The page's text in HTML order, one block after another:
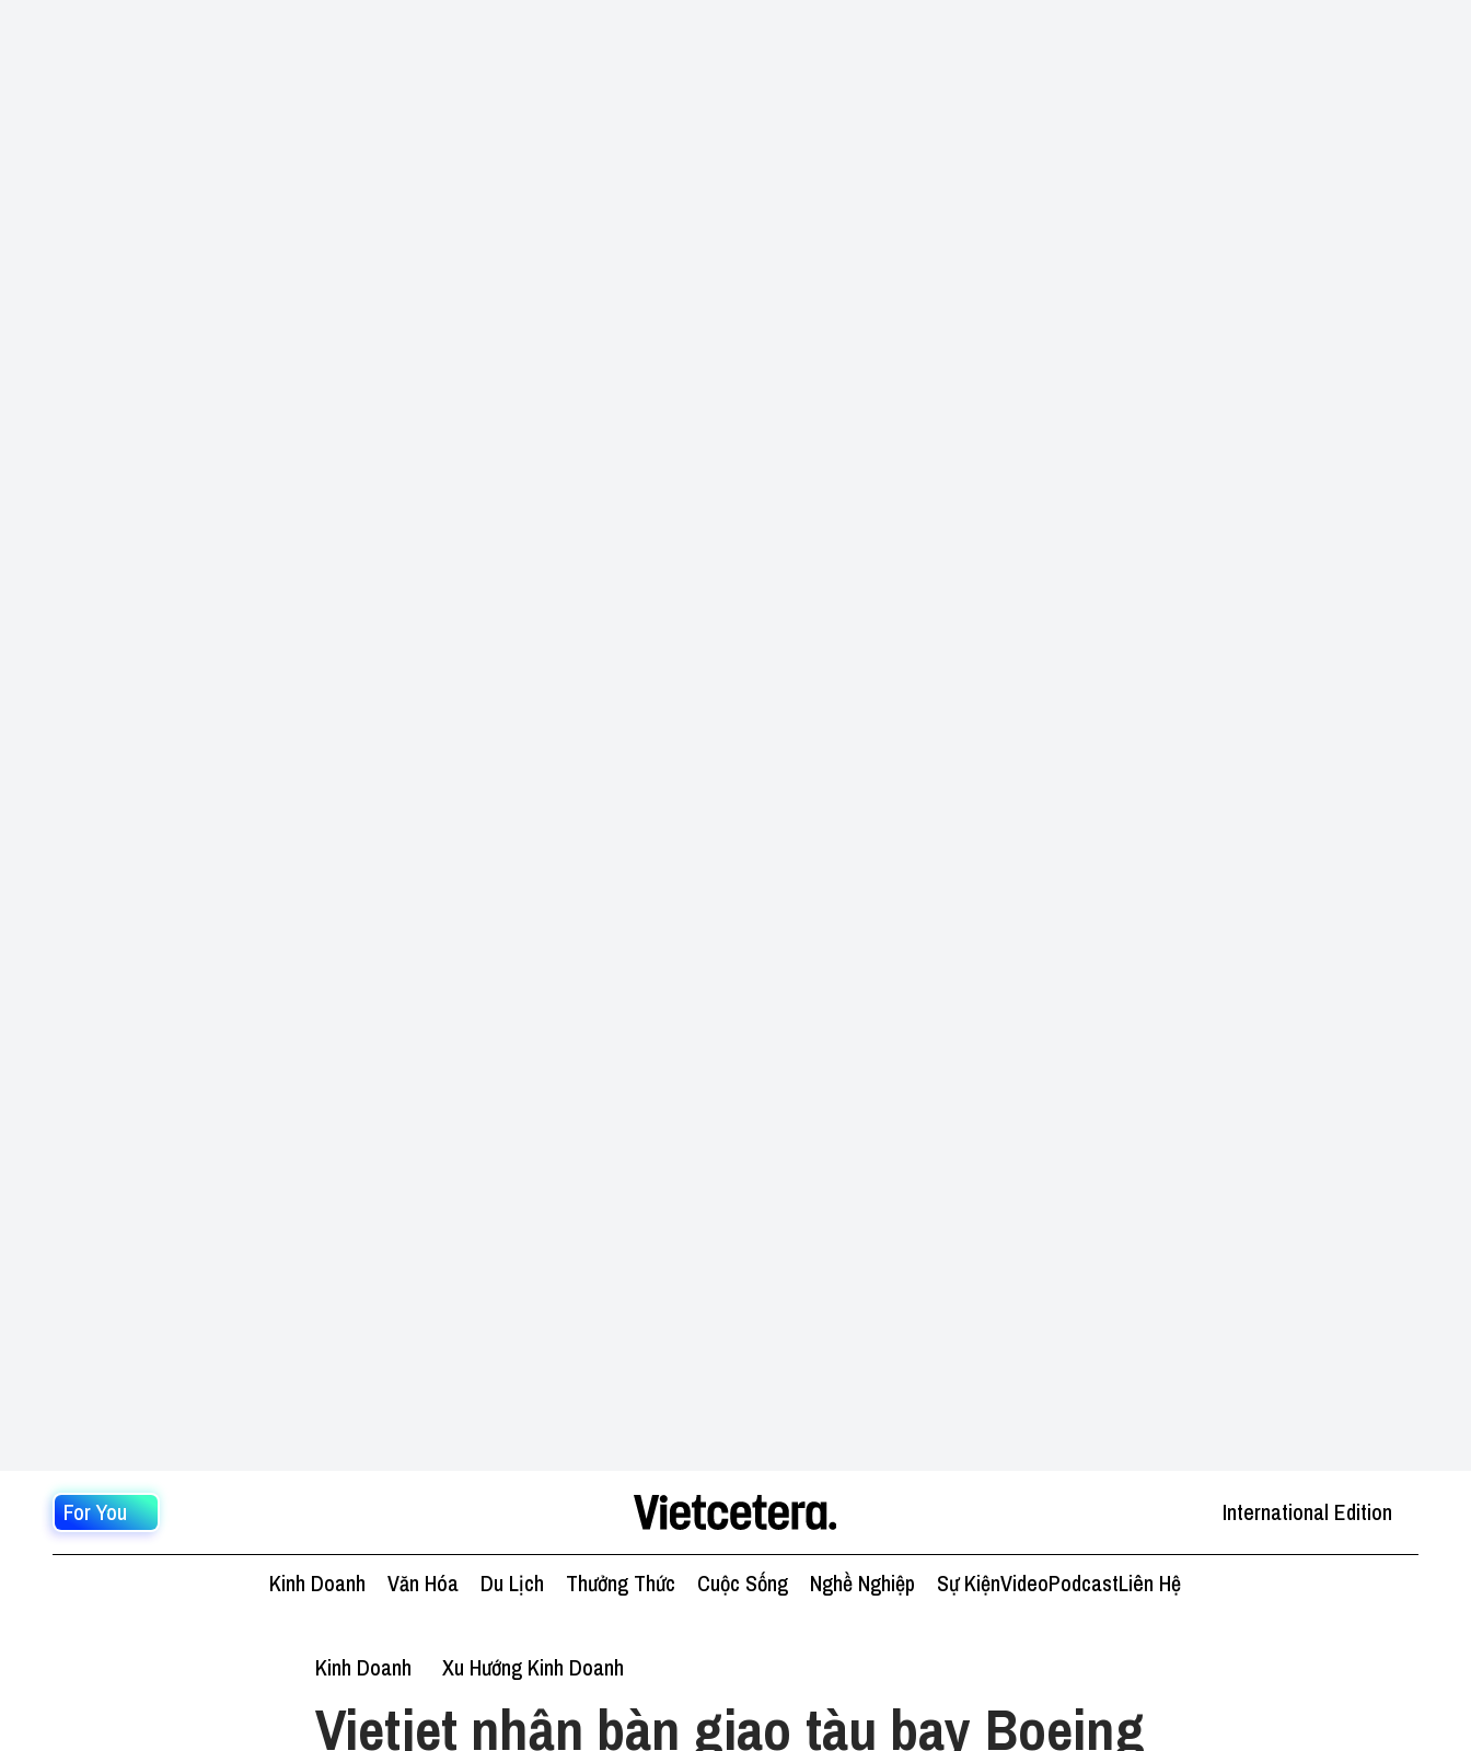
For You International Edition
Kinh Doanh Văn Hóa Du Lịch Thưởng Thức Cuộc Sống Nghề Nghiệp Sự KiệnVideoPodcastLiên Hệ
Kinh Doanh Xu Hướng Kinh Doanh
Vietjet nhận bàn giao tàu bay Boeing